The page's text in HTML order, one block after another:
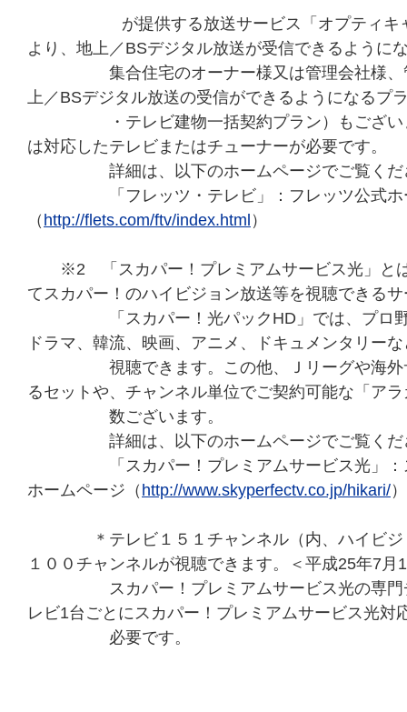
が提供する放送サービス「オプティキャ
より、地上／BSデジタル放送が受信できるように
集合住宅のオーナー様又は管理会社様、管
上／BSデジタル放送の受信ができるようになるプ
・テレビ建物一括契約プラン）もございま
は対応したテレビまたはチューナーが必要です。
詳細は、以下のホームページでご覧くだ
「フレッツ・テレビ」：フレッツ公式ホ
（ http://flets.com/ftv/index.html ）
※2 「スカパー！プレミアムサービス光」とは
てスカパー！のハイビジョン放送等を視聴できる
「スカパー！光パックHD」では、プロ野球
ドラマ、韓流、映画、アニメ、ドキュメンタリー
視聴できます。この他、Ｊリーグや海外サ
るセットや、チャンネル単位でご契約可能な「ア
数ございます。
詳細は、以下のホームページでご覧くだ
「スカパー！プレミアムサービス光」：ス
ホームページ（ http://www.skyperfectv.co.jp/hikari/）
＊テレビ１５１チャンネル（内、ハイビジョ
１００チャンネルが視聴できます。＜平成25年7月
スカパー！プレミアムサービス光の専門チ
レビ1台ごとにスカパー！プレミアムサービス光対
必要です。